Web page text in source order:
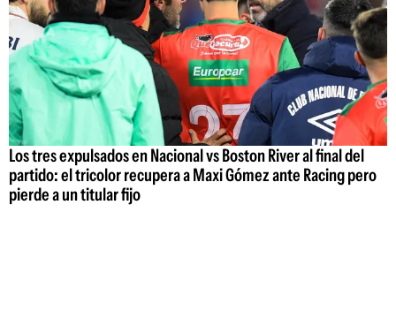
Los tres expulsados en Nacional vs Boston River al final del
partido: el tricolor recupera a Maxi Gómez ante Racing pero
pierde a un titular fijo